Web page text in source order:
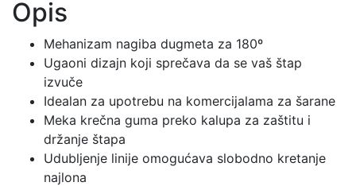
Opis
Mehanizam nagiba dugmeta za 180º
Ugaoni dizajn koji sprečava da se vaš štap
izvuče
Idealan za upotrebu na komercijalama za šarane
Meka krečna guma preko kalupa za zaštitu i
držanje štapa
Udubljenje linije omogućava slobodno kretanje
najlona